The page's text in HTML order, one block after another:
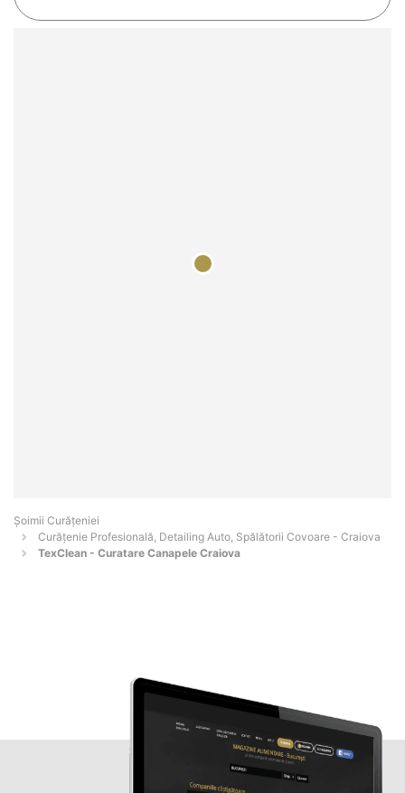
Șoimii Curățeniei
Curățenie Profesională, Detailing Auto, Spălătorii Covoare - Craiova
TexClean - Curatare Canapele Craiova